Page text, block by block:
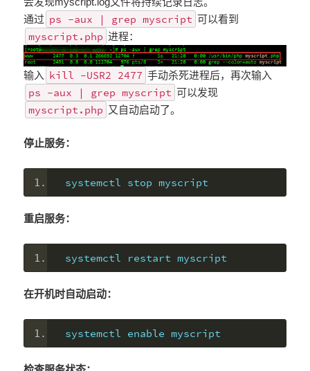
通过 ps -aux | grep myscript 可以看到
myscript.php 进程：
输入 kill -USR2 2477 手动杀死进程后，再次输入
ps -aux | grep myscript 可以发现
myscript.php 又自动启动了。
停止服务：
systemctl stop myscript
重启服务：
systemctl restart myscript
在开机时自动启动：
systemctl enable myscript